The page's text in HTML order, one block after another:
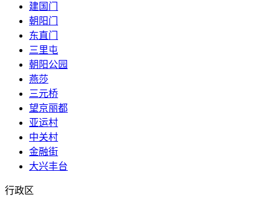
建国门
朝阳门
东直门
三里屯
朝阳公园
燕莎
三元桥
望京丽都
亚运村
中关村
金融街
大兴丰台
行政区